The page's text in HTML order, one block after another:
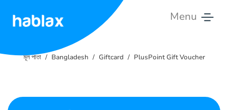
Menu
মূল পাতা Bangladesh Giftcard PlusPoint Gift Voucher